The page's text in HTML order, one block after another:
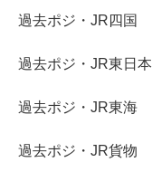
過去ポジ・JR四国
過去ポジ・JR東日本
過去ポジ・JR東海
過去ポジ・JR貨物